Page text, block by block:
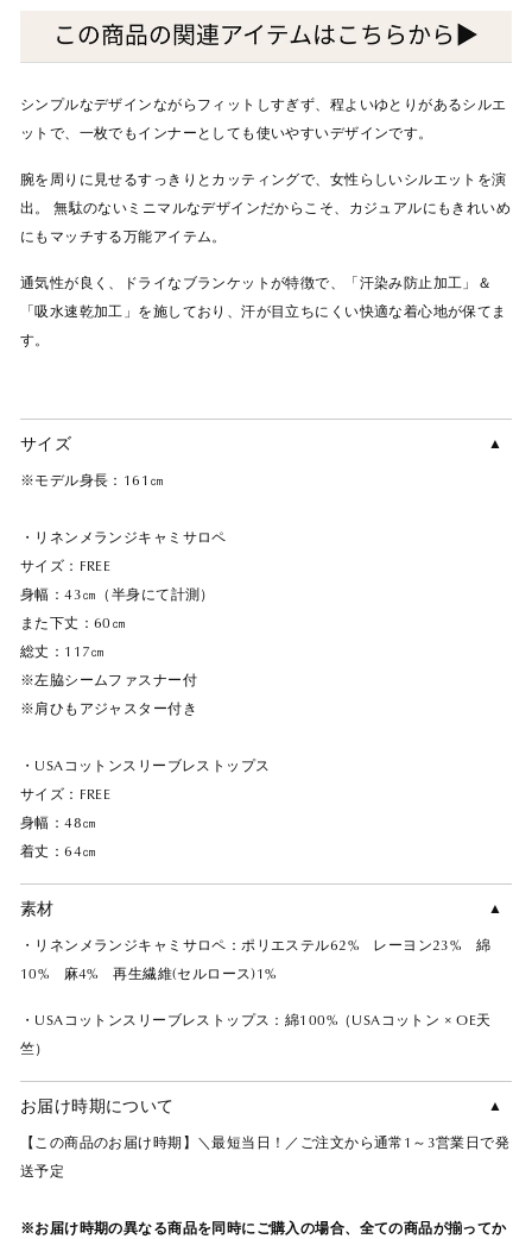
シンプルなデザインながらフィットしすぎず、程よいゆとりがあるシルエ
ットで、一枚でもインナーとしても使いやすいデザインです。
腕を周りに見せるすっきりとカッティングで、女性らしいシルエットを演
出。 無駄のないミニマルなデザインだからこそ、カジュアルにもきれいめ
にもマッチする万能アイテム。
通気性が良く、ドライなブランケットが特徴で、「汗染み防止加工」＆
「吸水速乾加工」を施しており、汗が目立ちにくい快適な着心地が保てま
す。
サイズ
※モデル身長：161㎝
・リネンメランジキャミサロペ
サイズ：FREE
身幅：43㎝（半身にて計測）
また下丈：60㎝
総丈：117㎝
※左脇シームファスナー付
※肩ひもアジャスター付き
・USAコットンスリーブレストップス
サイズ：FREE
身幅：48㎝
着丈：64㎝
素材
・リネンメランジキャミサロペ：ポリエステル62% レーヨン23% 綿
10% 麻4% 再生繊維(セルロース)1%
・USAコットンスリーブレストップス：綿100%（USAコットン × OE天
竺）
お届け時期について
【この商品のお届け時期】＼最短当日！／ご注文から通常1～3営業日で発
送予定
※お届け時期の異なる商品を同時にご購入の場合、全ての商品が揃ってか